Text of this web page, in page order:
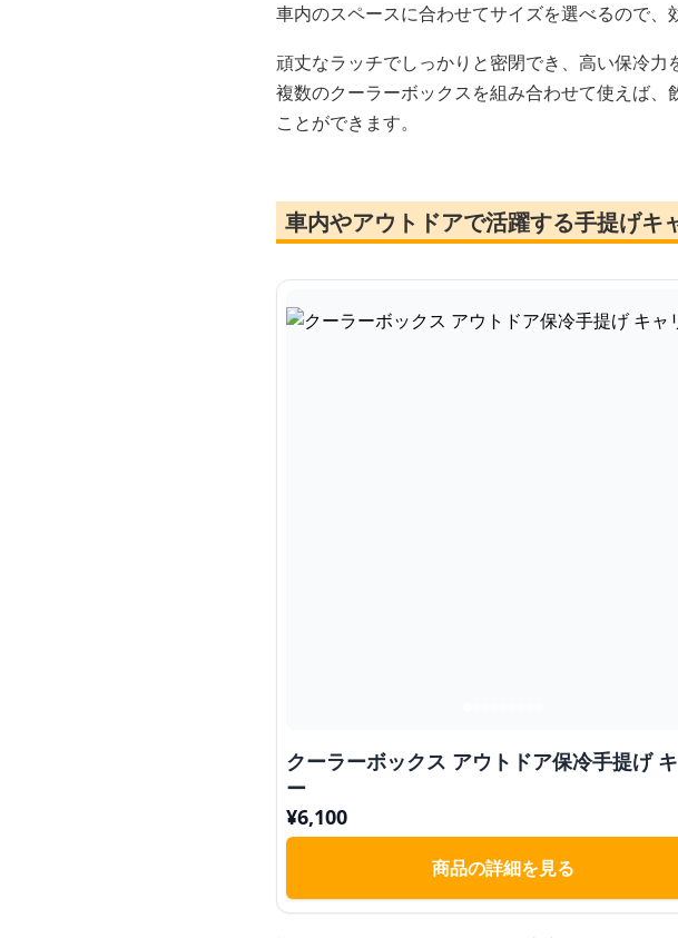
車内のスペースに合わせてサイズを選べるので、
頑丈なラッチでしっかりと密閉でき、高い保冷力
複数のクーラーボックスを組み合わせて使えば
ことができます。
車内やアウトドアで活躍する手提げキ
クーラーボックス アウトドア保冷手提げ
ー
¥6,100
商品の詳細を見る